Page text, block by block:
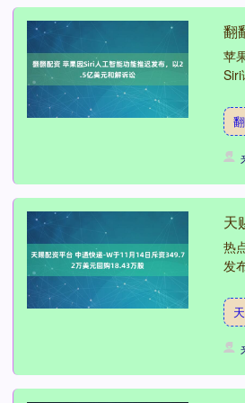
翻
苹
Siri
天
热
发